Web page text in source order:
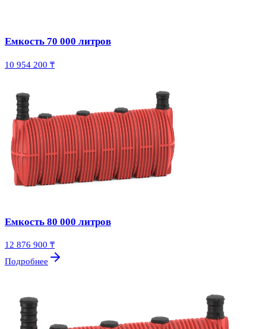
Емкость 70 000 литров
10 954 200 ₸
Емкость 80 000 литров
12 876 900 ₸
Подробнее